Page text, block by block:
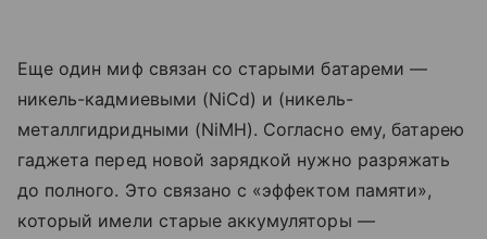
Еще один миф связан со старыми батареми —
никель-кадмиевыми (NiCd) и (никель-
металлгидридными (NiMH). Согласно ему, батарею
гаджета перед новой зарядкой нужно разряжать
до полного. Это связано с «эффектом памяти»,
который имели старые аккумуляторы —